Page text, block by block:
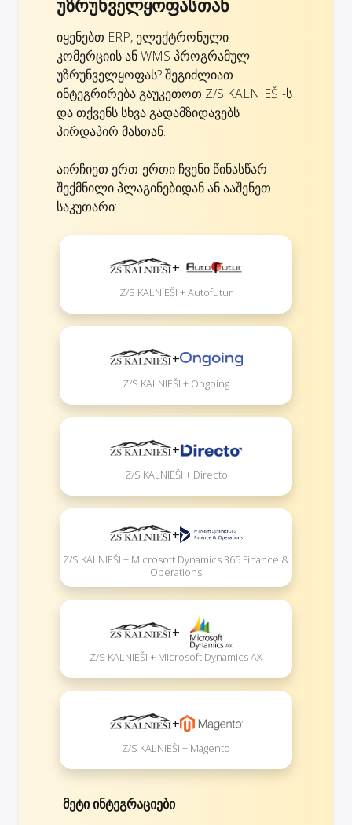
იყენებთ ERP, ელექტრონული
კომერციის ან WMS პროგრამულ
უზრუნველყოფას? შეგიძლიათ
ინტეგრირება გაუკეთოთ Z/S KALNIEŠI-ს
და თქვენს სხვა გადამზიდავებს
პირდაპირ მასთან.
აირჩიეთ ერთ-ერთი ჩვენი წინასწარ
შექმნილი პლაგინებიდან ან ააშენეთ
საკუთარი:
+
Z/S KALNIEŠI + Autofutur
+
Z/S KALNIEŠI + Ongoing
+
Z/S KALNIEŠI + Directo
+
Z/S KALNIEŠI + Microsoft Dynamics 365 Finance &
Operations
+
Z/S KALNIEŠI + Microsoft Dynamics AX
+
Z/S KALNIEŠI + Magento
მეტი ინტეგრაციები